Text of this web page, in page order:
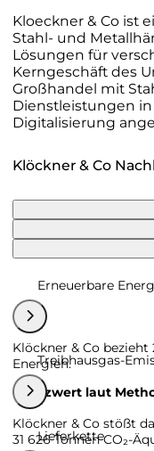
Kloeckner & Co ist
Stahl- und
Lösungen für
Kerngeschäft des
Großhandel mit
Dienstleistungen
Digitalisierung
Klöckner & Co
Erneuerbare
Klöckner & Co bezieht
Energien.
Grenzwert laut
Treibhausgas-
Klöckner & Co stößt
31 626 Tonnen CO₂-
Lieferkette